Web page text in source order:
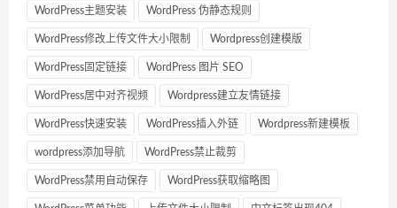
WordPress主题安装 WordPress 伪静态规则
WordPress修改上传文件大小限制 Wordpress创建模版
WordPress固定链接 WordPress 图片 SEO
WordPress居中对齐视频 Wordpress建立友情链接
WordPress快速安装 WordPress插入外链 Wordpress新建模板
wordpress添加导航 WordPress禁止裁剪
WordPress禁用自动保存 WordPress获取缩略图